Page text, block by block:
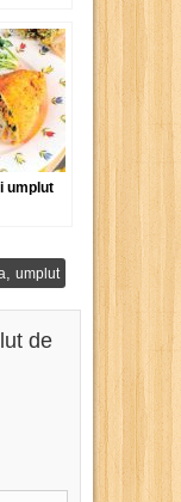
umplut
, umplut
de